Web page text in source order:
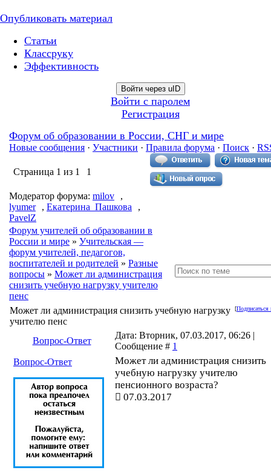
Опубликовать материал
Статьи
Классруку
Эффективность
Войти через uID
Войти с паролем
Регистрация
Форум об образовании в России, СНГ и мире
Новые сообщения · Участники · Правила форума · Поиск ·
Страница 1 из 1 1
Модератор форума: milov
,
lyumer
, Екатерина_Пашкова
,
PavelZ
Форум учителей об образовании в
России и мире » Учительская —
форум учителей, педагогов,
воспитателей и родителей » Разные
вопросы » Может ли администрация
снизить учебную нагрузку учителю
пенс
[Подписаться
Может ли администрация снизить учебную нагрузку
учителю пенс
Вопрос-Ответ
Дата: Вторник, 07.03.2017, 06:26 |
Сообщение # 1
Вопрос-Ответ
Может ли администрация снизить
учебную нагрузку учителю
пенсионного возраста?
07.03.2017